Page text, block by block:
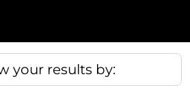
your results by: